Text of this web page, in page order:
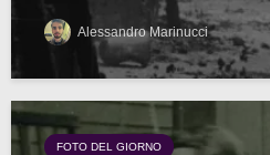
Alessandro Marinucci
FOTO DEL GIORNO